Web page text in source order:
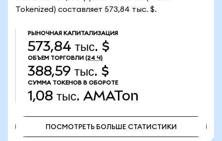
Tokenized) составляет 573,84 тыс. $.
РЫНОЧНАЯ КАПИТАЛИЗАЦИЯ
573,84 тыс. $
ОБЪЕМ ТОРГОВЛИ (24 Ч)
388,59 тыс. $
СУММА ТОКЕНОВ В ОБОРОТЕ
1,08 тыс. AMATon
ПОСМОТРЕТЬ БОЛЬШЕ СТАТИСТИКИ